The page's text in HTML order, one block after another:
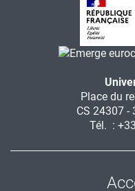
Place du
CS 24307 -
Tél. :